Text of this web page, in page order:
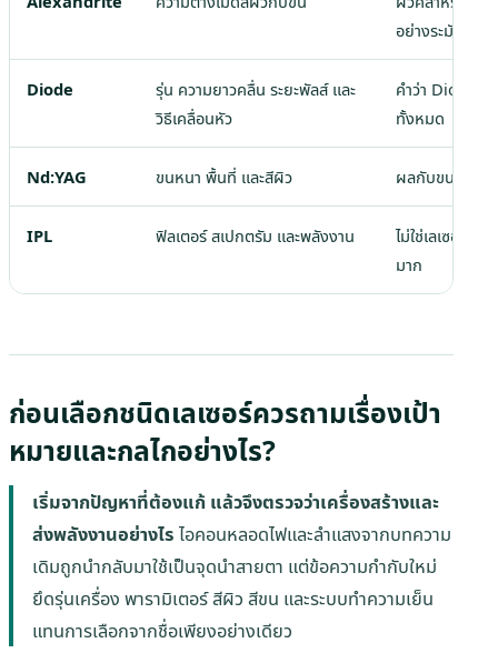
อย่างระมัดระวัง
Diode
รุ่น ความยาวคลื่น ระยะพัลส์ และ
วิธีเคลื่อนหัว
คำว่า Diode ไ
ทั้งหมด
Nd:YAG ขนหนา พื้นที่ และสีผิว ผลกับขนบางอ
IPL ฟิลเตอร์ สเปกตรัม และพลังงาน
ไม่ใช่เลเซอร์ค
มาก
ก่อนเลือกชนิดเลเซอร์ควรถามเรื่องเป้า
หมายและกลไกอย่างไร?
เริ่มจากปัญหาที่ต้องแก้ แล้วจึงตรวจว่าเครื่องสร้างและ
ส่งพลังงานอย่างไร ไอคอนหลอดไฟและลำแสงจากบทความ
เดิมถูกนำกลับมาใช้เป็นจุดนำสายตา แต่ข้อความกำกับใหม่
ยึดรุ่นเครื่อง พารามิเตอร์ สีผิว สีขน และระบบทำความเย็น
แทนการเลือกจากชื่อเพียงอย่างเดียว